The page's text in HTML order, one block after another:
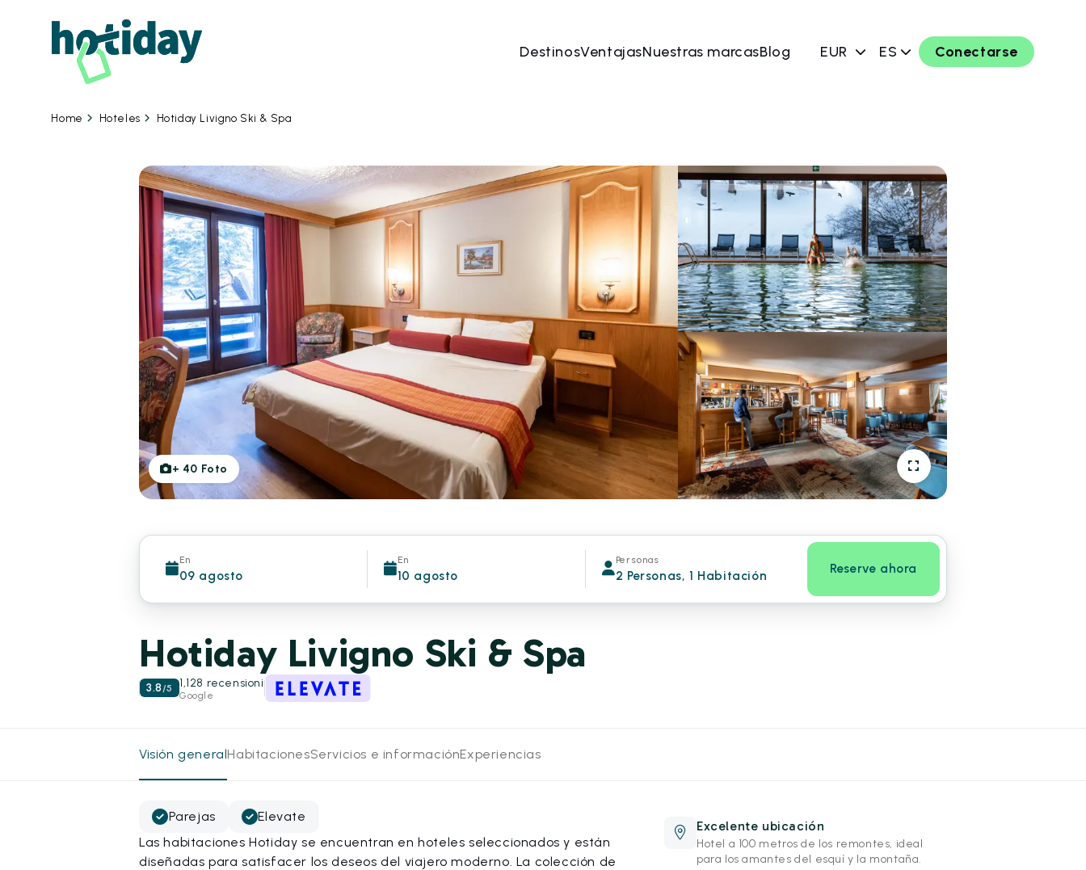
DestinosVentajasNuestras marcasBlog EUR ES Conectarse
Home Hoteles Hotiday Livigno Ski & Spa
+ 40 Foto
En
09 agosto
En
10 agosto
Personas
2 Personas, 1 Habitación Reserve ahora
Hotiday Livigno Ski & Spa
3.8 /5 1,128 recensioni
Google
Visión generalHabitacionesServicios e informaciónExperiencias
Parejas
Elevate
Las habitaciones Hotiday se encuentran en hoteles seleccionados y están
diseñadas para satisfacer los deseos del viajero moderno. La colección de
Excelente ubicación
Hotel a 100 metros de los remontes, ideal
para los amantes del esquí y la montaña.